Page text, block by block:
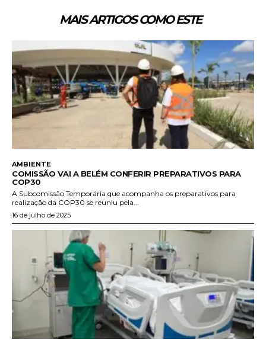
MAIS ARTIGOS COMO ESTE
AMBIENTE
COMISSÃO VAI A BELÉM CONFERIR PREPARATIVOS PARA
COP30
A Subcomissão Temporária que acompanha os preparativos para
realização da COP30 se reuniu pela...
16 de julho de 2025